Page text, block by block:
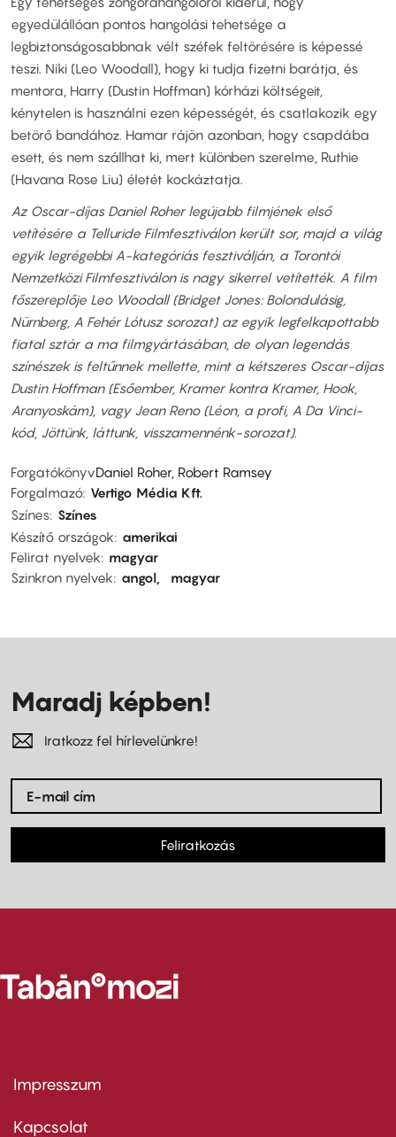
egyedülállóan pontos hangolási tehetsége a
legbiztonságosabbnak vélt széfek feltörésére is képessé
teszi. Niki (Leo Woodall), hogy ki tudja fizetni barátja, és
mentora, Harry (Dustin Hoffman) kórházi költségeit,
kénytelen is használni ezen képességét, és csatlakozik egy
betörő bandához. Hamar rájön azonban, hogy csapdába
esett, és nem szállhat ki, mert különben szerelme, Ruthie
(Havana Rose Liu) életét kockáztatja.
Az Oscar-díjas Daniel Roher legújabb filmjének első
vetítésére a Telluride Filmfesztiválon került sor, majd a világ
egyik legrégebbi A-kategóriás fesztiválján, a Torontói
Nemzetközi Filmfesztiválon is nagy sikerrel vetítették. A film
főszereplője Leo Woodall (Bridget Jones: Bolondulásig,
Nürnberg, A Fehér Lótusz sorozat) az egyik legfelkapottabb
fiatal sztár a ma filmgyártásában, de olyan legendás
színészek is feltűnnek mellette, mint a kétszeres Oscar-díjas
Dustin Hoffman (Esőember, Kramer kontra Kramer, Hook,
Aranyoskám), vagy Jean Reno (Léon, a profi, A Da Vinci-
kód, Jöttünk, láttunk, visszamennénk-sorozat).
ForgatókönyvDaniel Roher, Robert Ramsey
Forgalmazó Vertigo Média Kft.
Színes Színes
Készítő országok
amerikai
Felirat nyelvek
magyar
Szinkron nyelvek
angol magyar
Maradj képben!
Iratkozz fel hírlevelünkre!
Feliratkozás
Footer
first
Impresszum
Kapcsolat